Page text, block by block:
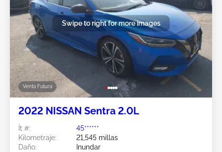
Venta Futura
Swipe to right for more images
2022 NISSAN Sentra 2.0L
Ít #:
45******
Kilometraje:
21,545 millas
Daño:
Inundar